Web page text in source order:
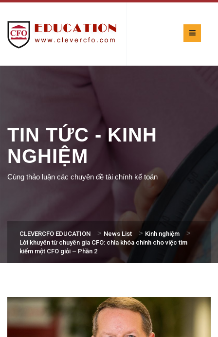
TIN TỨC - KINH
NGHIỆM
Cùng thảo luận các chuyên đề tài chính kế toán
CLEVERCFO EDUCATION > News List > Kinh nghiệm >
Lời khuyên từ chuyên gia CFO: chìa khóa chính cho việc tìm
kiếm một CFO giỏi – Phần 2